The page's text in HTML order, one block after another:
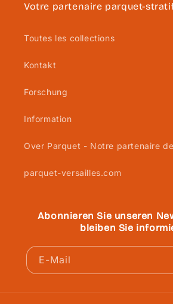
Votre partenaire parquet-
Toutes les collections
Kontakt
Forschung
Information
Over Parquet - Notre partenaire
parquet-versailles.com
Abonnieren Sie unseren
bleiben Sie
E-Mail